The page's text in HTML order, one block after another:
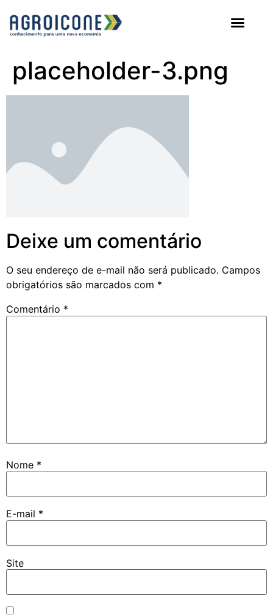
placeholder-3.png
Deixe um comentário
O seu endereço de e-mail não será publicado. Campos
obrigatórios são marcados com *
Comentário *
Nome *
E-mail *
Site